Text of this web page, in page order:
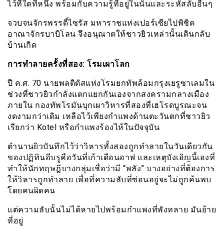
ไว้ที่ใดที่หนึ่ง พร้อมกับความรู้ที่อยู่ในนั้นและระหัสลับอื่นๆ
จวบจนจักรพรรดิ์ไซรัส มหาราชแห่งเปอร์เซียไปพิชิต
อาณาจักรบาบิโลน จึงอนุณาตให้ชาวยิวเหล่านั้นเดินกลับ
บ้านเกิด
การทำลายครั้งที่สอง: โรมเผาโลก
ปี ค.ศ. 70 นายพลติตัสแห่งโรมยกทัพล้อมกรุงเยรูซาเลมใน
ช่วงที่ชาวยิวกำลังแตกแยกกันเองจากสงครามกลางเมือง
ภายใน กองทัพโรมันบุกเผาวิหารที่สองที่เฮโรดบูรณะจน
งดงามกว่าเดิม เหลือไว้เพียงกำแพงด้านตะวันตกที่ชาวยิว
เรียกว่า Kotel หรือกำแพงร้องไห้ในปัจจุบัน
ตำนานยิวบันทึกไว้ว่าวิหารทั้งสองถูกทำลายในวันเดียวกัน
ของปฏิทินฮีบรูคือวันที่เก้าเดือนอาฟ และเหตุบังเอิญนี้เองที่
ทำให้นักทฤษฎีบางกลุ่มเชื่อว่ามี “พลัง” บางอย่างที่ต้องการ
ให้วิหารถูกทำลาย เพื่อที่ความลับที่ซ่อนอยู่จะไม่ถูกค้นพบ
โดยคนผิดคน
แต่ความลับนั้นไม่ได้หายไปพร้อมกำแพงที่พังทลาย มันย้าย
ที่อยู่